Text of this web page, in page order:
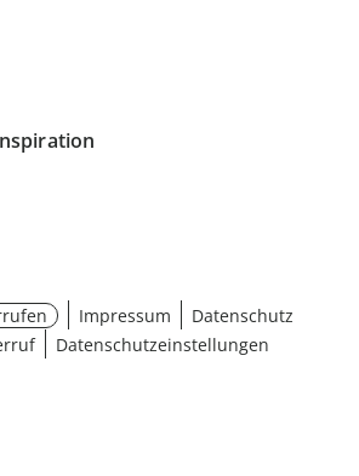
Impressum
Datenschutz
Datenschutzeinstellungen